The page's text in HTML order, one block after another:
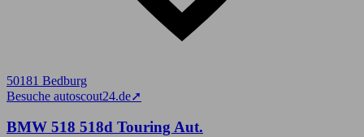
50181 Bedburg
Besuche autoscout24.de➚
BMW 518 518d Touring Aut.